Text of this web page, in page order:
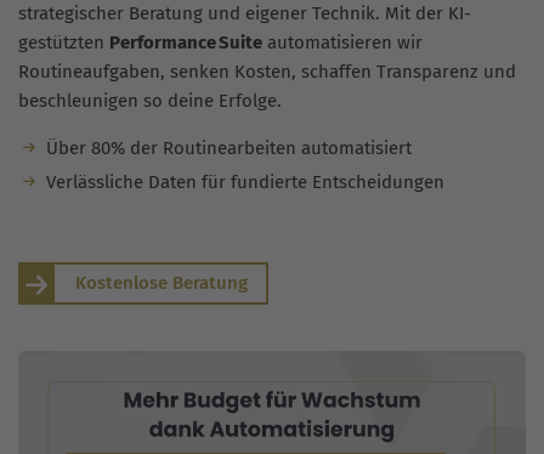
strategischer Beratung und eigener Technik. Mit der KI-
gestützten Performance Suite automatisieren wir
Routineaufgaben, senken Kosten, schaffen Transparenz und
beschleunigen so deine Erfolge.
Über 80% der Routinearbeiten automatisiert
Verlässliche Daten für fundierte Entscheidungen
Kostenlose Beratung